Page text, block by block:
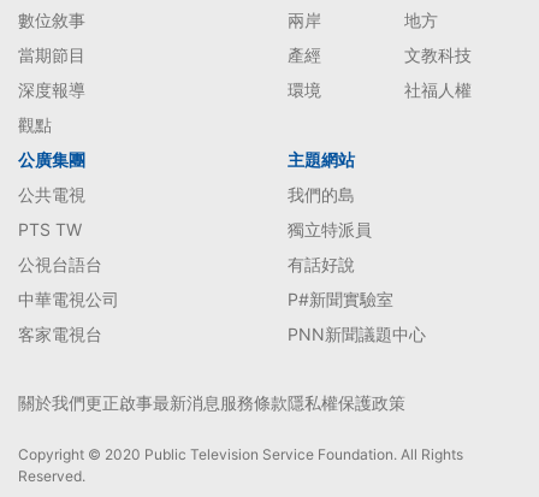
數位敘事
當期節目
深度報導
觀點
兩岸
地方
產經
文教科技
環境
社福人權
公廣集團
公共電視
PTS TW
公視台語台
中華電視公司
客家電視台
主題網站
我們的島
獨立特派員
有話好說
P#新聞實驗室
PNN新聞議題中心
關於我們更正啟事最新消息服務條款隱私權保護政策
Copyright © 2020 Public Television Service Foundation. All Rights
Reserved.